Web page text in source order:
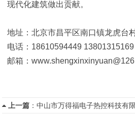
现代化建筑做出贡献。
地址：北京市昌平区南口镇龙虎台
电话：18610594449 13801315169
邮箱：
上一篇 ：中山市万得福电子热控科技有